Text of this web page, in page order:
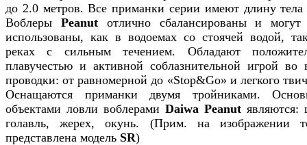
до 2.0 метров. Все приманки серии имеют длину
Воблеры Peanutотлично сбалансированы и могут
использованы, как в водоемах со стоячей водой,
реках с сильным течением. Обладают
плавучестью и активной соблазнительной игрой во
проводки: от равномерной до «Stop&Go» и легкого
Оснащаются приманки двумя тройниками.
объектами ловли воблерами Daiwa Peanut являются:
голавль, жерех, окунь. (Прим. на изображении
представлена модель SR)